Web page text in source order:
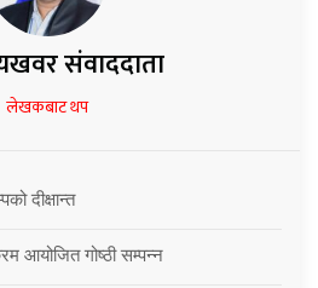
संवाददाता
लेखकबाट थप
दीक्षान्त
आयोजित गोष्ठी सम्पन्न